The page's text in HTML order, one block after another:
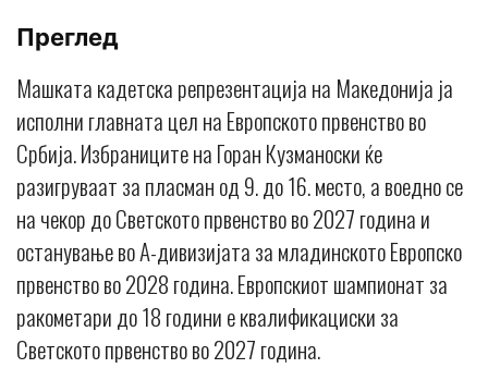
Преглед
Машката кадетска репрезентација на Македонија ја
исполни главната цел на Европското првенство во
Србија. Избраниците на Горан Кузманоски ќе
разигруваат за пласман од 9. до 16. место, а воедно се
на чекор до Светското првенство во 2027 година и
останување во А-дивизијата за младинското Европско
првенство во 2028 година. Европскиот шампионат за
ракометари до 18 години е квалификациски за
Светското првенство во 2027 година.